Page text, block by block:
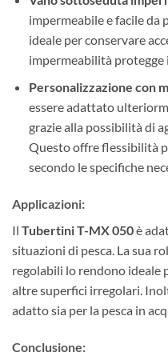
impermeabile e facile da
ideale per conservare
impermeabilità protegge
Personalizzazione con
essere adattato
grazie alla possibilità di
Questo offre flessibilità
secondo le specifiche
Applicazioni:
Il Tubertini T-MX 050è
situazioni di pesca. La sua
regolabili lo rendono ideale
altre superfici irregolari.
adatto sia per la pesca in
Conclusione: